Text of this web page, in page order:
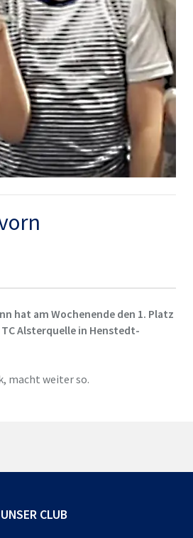
hat am Wochenende den 1. Platz
Alsterquelle in Henstedt-
macht weiter so.
UNSER CLUB